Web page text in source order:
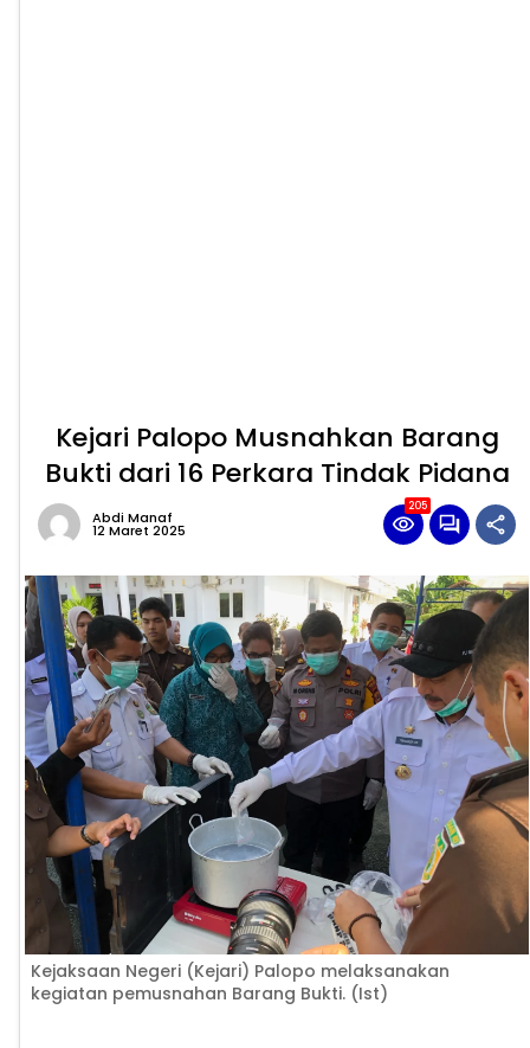
Kejari Palopo Musnahkan Barang
Bukti dari 16 Perkara Tindak Pidana
Abdi Manaf
12 Maret 2025
205
Kejaksaan Negeri (Kejari) Palopo melaksanakan
kegiatan pemusnahan Barang Bukti. (Ist)